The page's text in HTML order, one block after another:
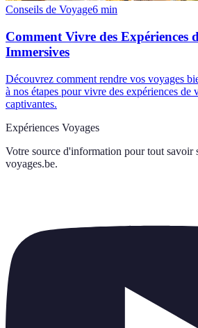
Conseils de Voyage6 min
Comment Vivre des Expériences
Immersives
Découvrez comment rendre vos voyages
à nos étapes pour vivre des expériences de
captivantes.
Expériences Voyages
Votre source d'information pour tout savoir
voyages.be.